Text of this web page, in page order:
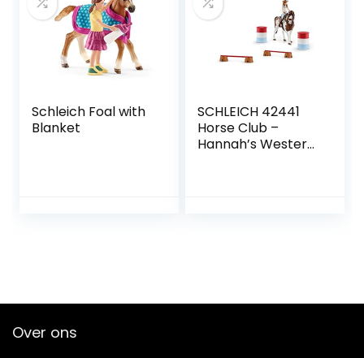
Schleich Foal with
Blanket
SCHLEICH 42441
Horse Club –
Hannah’s Western
Over ons